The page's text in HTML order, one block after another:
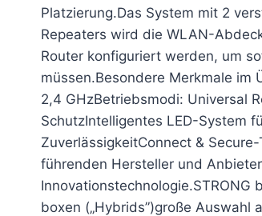
Platzierung.Das System mit 2
Repeaters wird die WLAN-
Router konfiguriert werden, um
müssen.Besondere Merkmale
2,4 GHzBetriebsmodi: Universal
SchutzIntelligentes LED-System
ZuverlässigkeitConnect &
führenden Hersteller und
boxen („Hybrids”)große Auswahl